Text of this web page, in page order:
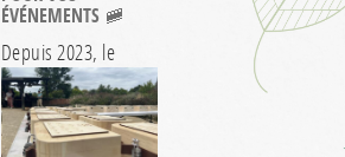
ÉVÉNEMENTS 🚞
Depuis 2023, le
Centre d’Affaires est
fier d’être labellisé
partenaire